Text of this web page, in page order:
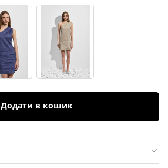
Додати в кошик